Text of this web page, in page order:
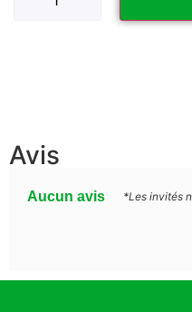
Avis
Aucun avis *Les invités